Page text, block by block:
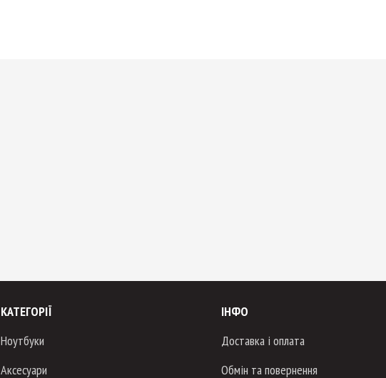
КАТЕГОРІЇ
Ноутбуки
Аксесуари
ІНФО
Доставка і оплата
Обмін та повернення